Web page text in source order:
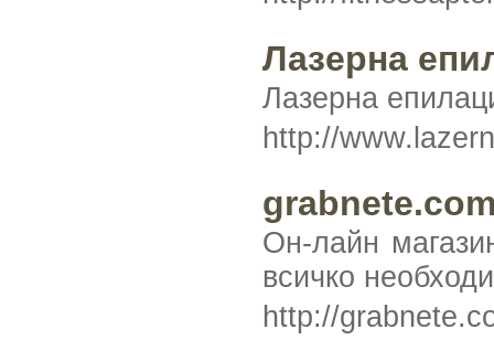
Лазерна
Лазерна
http://
Он-лайн
всичко
http://